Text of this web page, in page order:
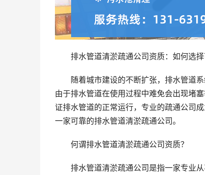
排水管道清淤疏通公司资质：如何选择
随着城市建设的不断扩张，排水管道
由于排水管道在使用过程中难免会出现堵
证排水管道的正常运行，专业的疏通公司
一家可靠的排水管道清淤疏通公司。
何谓排水管道清淤疏通公司资质？
排水管道清淤疏通公司是指一家专业